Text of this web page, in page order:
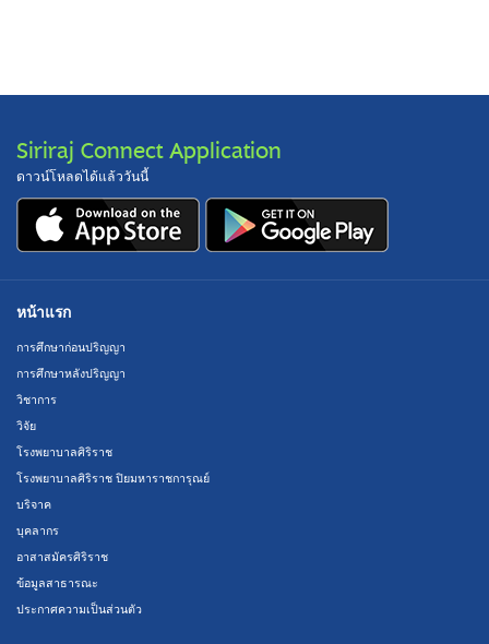
Siriraj Connect Application
ดาวน์โหลดได้แล้ววันนี้
หน้าแรก
การศึกษาก่อนปริญญา
การศึกษาหลังปริญญา
วิชาการ
วิจัย
โรงพยาบาลศิริราช
โรงพยาบาลศิริราช ปิยมหาราชการุณย์
บริจาค
บุคลากร
อาสาสมัครศิริราช
ข้อมูลสาธารณะ
ประกาศความเป็นส่วนตัว